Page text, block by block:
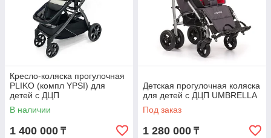
Кресло-коляска прогулочная
PLIKO (компл YPSI) для
детей с ДЦП
В наличии
1 400 000 ₸
Детская прогулочная коляска
для детей с ДЦП UMBRELLA
Под заказ
1 280 000 ₸